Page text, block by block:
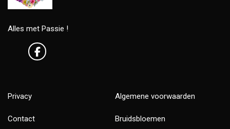
Alles met Passie !
Privacy Algemene voorwaarden
Contact Bruidsbloemen